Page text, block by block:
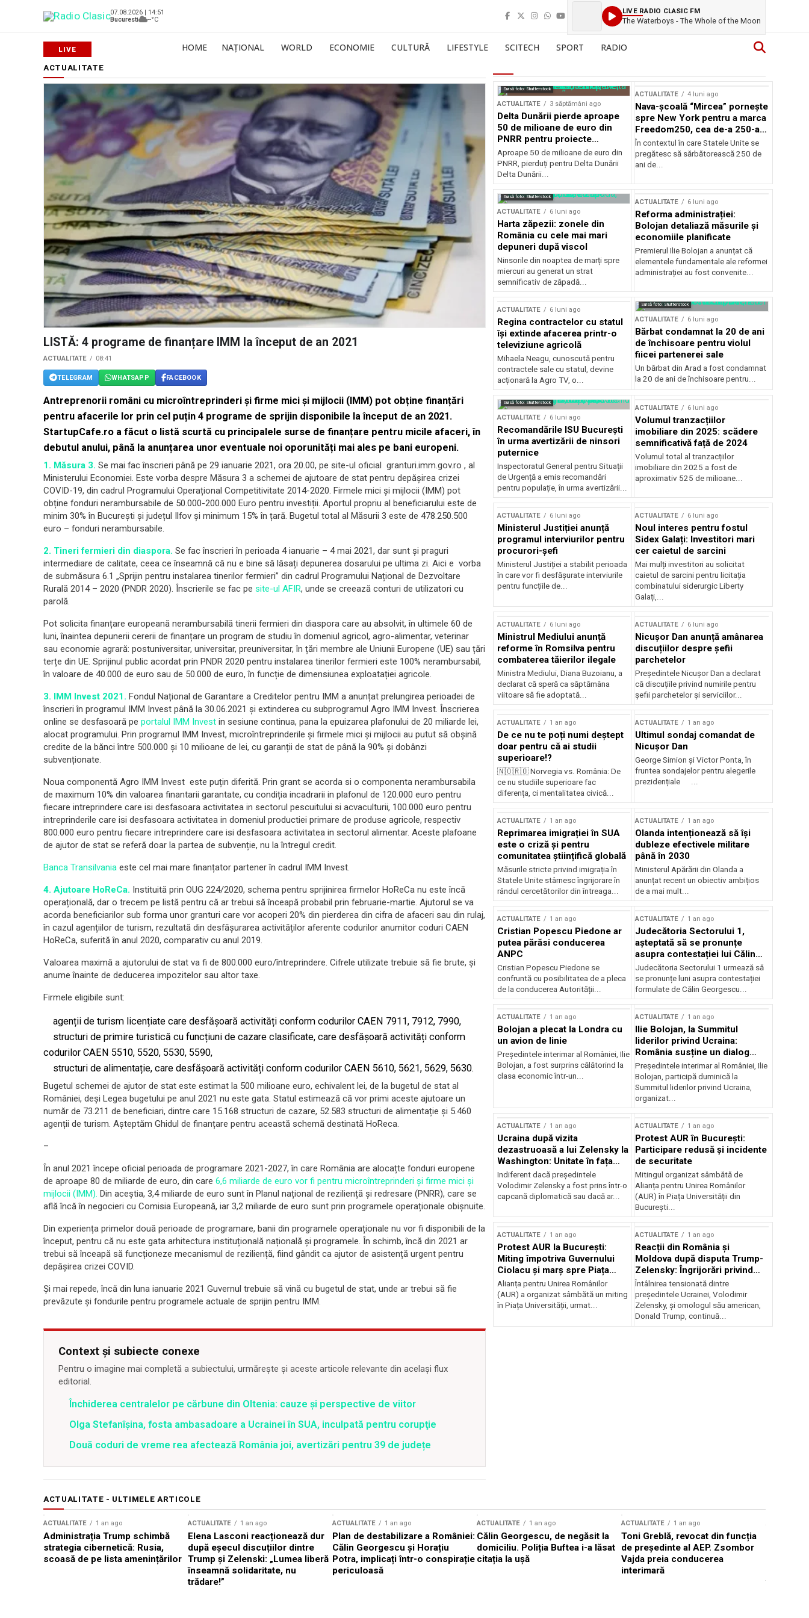
07.08.2026 | 14:51
Bucuresti
--°C
LIVE RADIO CLASIC FM
The Waterboys - The Whole of the Moon
HOME NAȚIONAL WORLD ECONOMIE CULTURĂ LIFESTYLE SCITECH SPORT RADIO
ACTUALITATE
LISTĂ: 4 programe de finanțare IMM la început de an 2021
ACTUALITATE 08:41
TELEGRAM WHATSAPP FACEBOOK
Antreprenorii români cu microîntreprinderi și firme mici și mijlocii (IMM) pot obține finanțări
pentru afacerile lor prin cel puțin 4 programe de sprijin disponibile la început de an 2021.
StartupCafe.ro a făcut o listă scurtă cu principalele surse de finanțare pentru micile afaceri, în
debutul anului, până la anunțarea unor eventuale noi oporunități mai ales pe bani europeni.
1. Măsura 3. Se mai fac înscrieri până pe 29 ianuarie 2021, ora 20.00, pe site-ul oficial granturi.imm.gov.ro , al
Ministerului Economiei. Este vorba despre Măsura 3 a schemei de ajutoare de stat pentru depășirea crizei
COVID-19, din cadrul Programului Operațional Competitivitate 2014-2020. Firmele mici și mijlocii (IMM) pot
obține fonduri nerambursabile de 50.000-200.000 Euro pentru investiții. Aportul propriu al beneficiarului este de
minim 30% în București și județul Ilfov și minimum 15% în țară. Bugetul total al Măsurii 3 este de 478.250.500
euro – fonduri nerambursabile.
2. Tineri fermieri din diaspora. Se fac înscrieri în perioada 4 ianuarie – 4 mai 2021, dar sunt și praguri
intermediare de calitate, ceea ce înseamnă că nu e bine să lăsați depunerea dosarului pe ultima zi. Aici e vorba
de submăsura 6.1 „Sprijin pentru instalarea tinerilor fermieri” din cadrul Programului Național de Dezvoltare
Rurală 2014 – 2020 (PNDR 2020). Înscrierile se fac pe site-ul AFIR, unde se creează conturi de utilizatori cu
parolă.
Pot solicita finanțare europeană nerambursabilă tinerii fermieri din diaspora care au absolvit, în ultimele 60 de
luni, înaintea depunerii cererii de finanțare un program de studiu în domeniul agricol, agro-alimentar, veterinar
sau economie agrară: postuniversitar, universitar, preuniversitar, în țări membre ale Uniunii Europene (UE) sau țări
terțe din UE. Sprijinul public acordat prin PNDR 2020 pentru instalarea tinerilor fermieri este 100% nerambursabil,
în valoare de 40.000 de euro sau de 50.000 de euro, în funcție de dimensiunea exploatației agricole.
3. IMM Invest 2021. Fondul Național de Garantare a Creditelor pentru IMM a anunțat prelungirea perioadei de
înscrieri în programul IMM Invest până la 30.06.2021 și extinderea cu subprogramul Agro IMM Invest. Înscrierea
online se desfasoară pe portalul IMM Invest in sesiune continua, pana la epuizarea plafonului de 20 miliarde lei,
alocat programului. Prin programul IMM Invest, microîntreprinderile și firmele mici și mijlocii au putut să obșină
credite de la bănci între 500.000 și 10 milioane de lei, cu garanții de stat de până la 90% și dobânzi
subvenționate.
Noua componentă Agro IMM Invest este puțin diferită. Prin grant se acorda si o componenta nerambursabila
de maximum 10% din valoarea finantarii garantate, cu condiția incadrarii in plafonul de 120.000 euro pentru
fiecare intreprindere care isi desfasoara activitatea in sectorul pescuitului si acvaculturii, 100.000 euro pentru
intreprinderile care isi desfasoara activitatea in domeniul productiei primare de produse agricole, respectiv
800.000 euro pentru fiecare intreprindere care isi desfasoara activitatea in sectorul alimentar. Aceste plafoane
de ajutor de stat se referă doar la partea de subvenție, nu la întregul credit.
Banca Transilvania este cel mai mare finanțator partener în cadrul IMM Invest.
4. Ajutoare HoReCa. Instituită prin OUG 224/2020, schema pentru sprijinirea firmelor HoReCa nu este încă
operațională, dar o trecem pe listă pentru că ar trebui să înceapă probabil prin februarie-martie. Ajutorul se va
acorda beneficiarilor sub forma unor granturi care vor acoperi 20% din pierderea din cifra de afaceri sau din rulaj,
în cazul agențiilor de turism, rezultată din desfășurarea activităților aferente codurilor anumitor coduri CAEN
HoReCa, suferită în anul 2020, comparativ cu anul 2019.
Valoarea maximă a ajutorului de stat va fi de 800.000 euro/întreprindere. Cifrele utilizate trebuie să fie brute, şi
anume înainte de deducerea impozitelor sau altor taxe.
Firmele eligibile sunt:
agenții de turism licențiate care desfășoară activități conform codurilor CAEN 7911, 7912, 7990,
structuri de primire turistică cu funcțiuni de cazare clasificate, care desfășoară activități conform
codurilor CAEN 5510, 5520, 5530, 5590,
structuri de alimentație, care desfășoară activități conform codurilor CAEN 5610, 5621, 5629, 5630.
Bugetul schemei de ajutor de stat este estimat la 500 milioane euro, echivalent lei, de la bugetul de stat al
României, deși Legea bugetului pe anul 2021 nu este gata. Statul estimează că vor primi aceste ajutoare un
număr de 73.211 de beneficiari, dintre care 15.168 structuri de cazare, 52.583 structuri de alimentație și 5.460
agenții de turism. Așteptăm Ghidul de finanțare pentru această schemă destinată HoReca.
–
În anul 2021 începe oficial perioada de programare 2021-2027, în care România are alocațte fonduri europene
de aproape 80 de miliarde de euro, din care 6,6 miliarde de euro vor fi pentru microîntreprinderi și firme mici și
mijlocii (IMM). Din aceștia, 3,4 miliarde de euro sunt în Planul național de reziliență și redresare (PNRR), care se
află încă în negocieri cu Comisia Europeană, iar 3,2 miliarde de euro sunt prin programele operaționale obișnuite.
Din experiența primelor două perioade de programare, banii din programele operaționale nu vor fi disponibili de la
început, pentru că nu este gata arhitectura instituțională națională și programele. În schimb, încă din 2021 ar
trebui să înceapă să funcționeze mecanismul de reziliență, fiind gândit ca ajutor de asistență urgent pentru
depășirea crizei COVID.
Și mai repede, încă din luna ianuarie 2021 Guvernul trebuie să vină cu bugetul de stat, unde ar trebui să fie
prevăzute și fondurile pentru programele actuale de sprijin pentru IMM.
Context și subiecte conexe
Pentru o imagine mai completă a subiectului, urmărește și aceste articole relevante din același flux
editorial.
Închiderea centralelor pe cărbune din Oltenia: cauze și perspective de viitor
Olga Stefanîşina, fosta ambasadoare a Ucrainei în SUA, inculpată pentru corupţie
Două coduri de vreme rea afectează România joi, avertizări pentru 39 de județe
Sursă foto: Shutterstock
ACTUALITATE 3 săptămâni ago
Delta Dunării pierde aproape
50 de milioane de euro din
PNRR pentru proiecte
esențiale
Aproape 50 de milioane de euro din
PNRR, pierduți pentru Delta Dunării
Delta Dunării...
ACTUALITATE 4 luni ago
Nava-școală “Mircea” pornește
spre New York pentru a marca
Freedom250, cea de-a 250-a
aniversare a Statelor Unite
În contextul în care Statele Unite se
pregătesc să sărbătorească 250 de
ani de...
Sursă foto: Shutterstock
ACTUALITATE 6 luni ago
Harta zăpezii: zonele din
România cu cele mai mari
depuneri după viscol
Ninsorile din noaptea de marți spre
miercuri au generat un strat
semnificativ de zăpadă...
ACTUALITATE 6 luni ago
Reforma administrației:
Bolojan detaliază măsurile și
economiile planificate
Premierul Ilie Bolojan a anunțat că
elementele fundamentale ale reformei
administrației au fost convenite...
ACTUALITATE 6 luni ago
Regina contractelor cu statul
își extinde afacerea printr-o
televiziune agricolă
Mihaela Neagu, cunoscută pentru
contractele sale cu statul, devine
acționară la Agro TV, o...
Sursă foto: Shutterstock
ACTUALITATE 6 luni ago
Bărbat condamnat la 20 de ani
de închisoare pentru violul
fiicei partenerei sale
Un bărbat din Arad a fost condamnat
la 20 de ani de închisoare pentru...
Sursă foto: Shutterstock
ACTUALITATE 6 luni ago
Recomandările ISU București
în urma avertizării de ninsori
puternice
Inspectoratul General pentru Situații
de Urgență a emis recomandări
pentru populație, în urma avertizării...
ACTUALITATE 6 luni ago
Volumul tranzacțiilor
imobiliare din 2025: scădere
semnificativă față de 2024
Volumul total al tranzacțiilor
imobiliare din 2025 a fost de
aproximativ 525 de milioane...
ACTUALITATE 6 luni ago
Ministerul Justiției anunță
programul interviurilor pentru
procurori-șefi
Ministerul Justiției a stabilit perioada
în care vor fi desfășurate interviurile
pentru funcțiile de...
ACTUALITATE 6 luni ago
Noul interes pentru fostul
Sidex Galați: Investitori mari
cer caietul de sarcini
Mai mulți investitori au solicitat
caietul de sarcini pentru licitația
combinatului siderurgic Liberty
Galați,...
ACTUALITATE 6 luni ago
Ministrul Mediului anunță
reforme în Romsilva pentru
combaterea tăierilor ilegale
Ministra Mediului, Diana Buzoianu, a
declarat că speră ca săptămâna
viitoare să fie adoptată...
ACTUALITATE 6 luni ago
Nicușor Dan anunță amânarea
discuțiilor despre șefii
parchetelor
Președintele Nicușor Dan a declarat
că discuțiile privind numirile pentru
șefii parchetelor și serviciilor...
ACTUALITATE 1 an ago
De ce nu te poți numi deștept
doar pentru că ai studii
superioare!?
🇳🇴🇷🇴 Norvegia vs. România: De
ce nu studiile superioare fac
diferența, ci mentalitatea civică...
ACTUALITATE 1 an ago
Ultimul sondaj comandat de
Nicușor Dan
George Simion și Victor Ponta, în
fruntea sondajelor pentru alegerile
prezidențiale ...
ACTUALITATE 1 an ago
Reprimarea imigrației în SUA
este o criză și pentru
comunitatea științifică globală
Măsurile stricte privind imigrația în
Statele Unite stârnesc îngrijorare în
rândul cercetătorilor din întreaga...
ACTUALITATE 1 an ago
Olanda intenționează să își
dubleze efectivele militare
până în 2030
Ministerul Apărării din Olanda a
anunțat recent un obiectiv ambițios
de a mai mult...
ACTUALITATE 1 an ago
Cristian Popescu Piedone ar
putea părăsi conducerea
ANPC
Cristian Popescu Piedone se
confruntă cu posibilitatea de a pleca
de la conducerea Autorității...
ACTUALITATE 1 an ago
Judecătoria Sectorului 1,
așteptată să se pronunțe
asupra contestației lui Călin
Georgescu privind controlul
judiciar
Judecătoria Sectorului 1 urmează să
se pronunțe luni asupra contestației
formulate de Călin Georgescu...
ACTUALITATE 1 an ago
Bolojan a plecat la Londra cu
un avion de linie
Președintele interimar al României, Ilie
Bolojan, a fost surprins călătorind la
clasa economic într-un...
ACTUALITATE 1 an ago
Ilie Bolojan, la Summitul
liderilor privind Ucraina:
România susține un dialog
transatlantic pentru securitate
și stabilitate
Președintele interimar al României, Ilie
Bolojan, participă duminică la
Summitul liderilor privind Ucraina,
organizat...
ACTUALITATE 1 an ago
Ucraina după vizita
dezastruoasă a lui Zelensky la
Washington: Unitate în fața
incertitudinii
Indiferent dacă președintele
Volodimir Zelensky a fost prins într-o
capcană diplomatică sau dacă ar...
ACTUALITATE 1 an ago
Protest AUR în București:
Participare redusă și incidente
de securitate
Mitingul organizat sâmbătă de
Alianța pentru Unirea Românilor
(AUR) în Piața Universității din
București...
ACTUALITATE 1 an ago
Protest AUR la București:
Miting împotriva Guvernului
Ciolacu și marș spre Piața
Victoriei
Alianța pentru Unirea Românilor
(AUR) a organizat sâmbătă un miting
în Piața Universității, urmat...
ACTUALITATE 1 an ago
Reacții din România și
Moldova după disputa Trump-
Zelensky: Îngrijorări privind
securitatea regională
Întâlnirea tensionată dintre
președintele Ucrainei, Volodimir
Zelensky, și omologul său american,
Donald Trump, continuă...
ACTUALITATE - ULTIMELE ARTICOLE
ACTUALITATE 1 an ago
Administrația Trump schimbă
strategia cibernetică: Rusia,
scoasă de pe lista amenințărilor
ACTUALITATE 1 an ago
Elena Lasconi reacționează dur
după eșecul discuțiilor dintre
Trump și Zelenski: „Lumea liberă
înseamnă solidaritate, nu
trădare!”
ACTUALITATE 1 an ago
Plan de destabilizare a României:
Călin Georgescu și Horațiu
Potra, implicați într-o conspirație
periculoasă
ACTUALITATE 1 an ago
Călin Georgescu, de negăsit la
domiciliu. Poliția Buftea i-a lăsat
citația la ușă
ACTUALITATE 1 an ago
Toni Greblă, revocat din funcția
de președinte al AEP. Zsombor
Vajda preia conducerea
interimară